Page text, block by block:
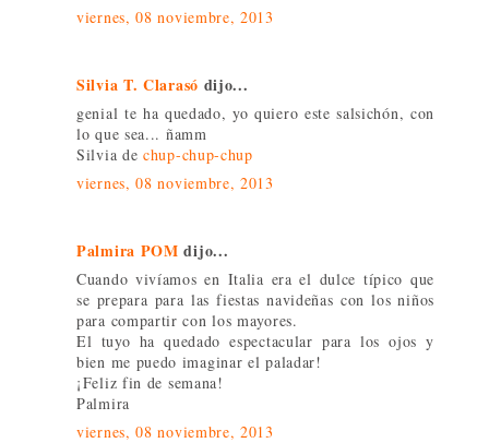
viernes, 08 noviembre, 2013
Silvia T. Clarasó dijo...
genial te ha quedado, yo quiero este salsichón, con
lo que sea... ñamm
Silvia dechup-chup-chup
viernes, 08 noviembre, 2013
Palmira POM dijo...
Cuando vivíamos en Italia era el dulce típico que
se prepara para las fiestas navideñas con los niños
para compartir con los mayores.
El tuyo ha quedado espectacular para los ojos y
bien me puedo imaginar el paladar!
¡Feliz fin de semana!
Palmira
viernes, 08 noviembre, 2013